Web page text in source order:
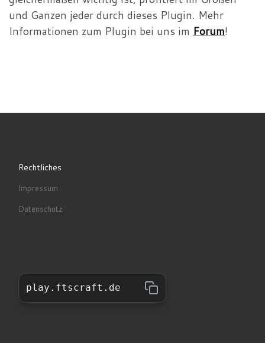
und Ganzen jeder durch dieses Plugin. Mehr
Informationen zum Plugin bei uns im Forum!
Rechtliches
Impressum
Datenschutz
play.ftscraft.de